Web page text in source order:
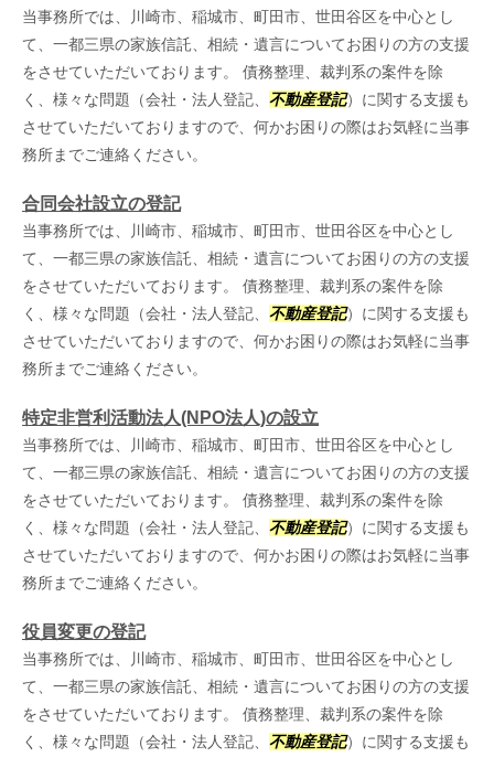
当事務所では、川崎市、稲城市、町田市、世田谷区を中心とし
て、一都三県の家族信託、相続・遺言についてお困りの方の支援
をさせていただいております。 債務整理、裁判系の案件を除
く、様々な問題（会社・法人登記、 不動産登記）に関する支援も
させていただいておりますので、何かお困りの際はお気軽に当事
務所までご連絡ください。
合同会社設立の登記
当事務所では、川崎市、稲城市、町田市、世田谷区を中心とし
て、一都三県の家族信託、相続・遺言についてお困りの方の支援
をさせていただいております。 債務整理、裁判系の案件を除
く、様々な問題（会社・法人登記、 不動産登記）に関する支援も
させていただいておりますので、何かお困りの際はお気軽に当事
務所までご連絡ください。
特定非営利活動法人(NPO法人)の設立
当事務所では、川崎市、稲城市、町田市、世田谷区を中心とし
て、一都三県の家族信託、相続・遺言についてお困りの方の支援
をさせていただいております。 債務整理、裁判系の案件を除
く、様々な問題（会社・法人登記、 不動産登記）に関する支援も
させていただいておりますので、何かお困りの際はお気軽に当事
務所までご連絡ください。
役員変更の登記
当事務所では、川崎市、稲城市、町田市、世田谷区を中心とし
て、一都三県の家族信託、相続・遺言についてお困りの方の支援
をさせていただいております。 債務整理、裁判系の案件を除
く、様々な問題（会社・法人登記、 不動産登記）に関する支援も